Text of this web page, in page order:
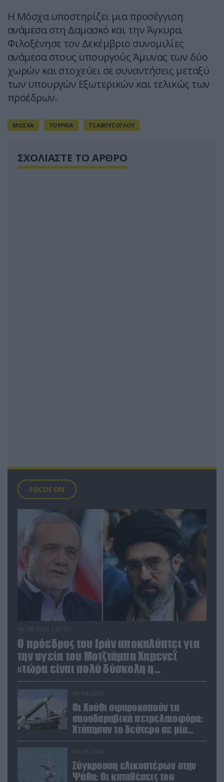
Η Μόσχα υποστηρίζει μια προσέγγιση
ανάμεσα στη Δαμασκό και την Άγκυρα.
Φιλοξένησε τον Δεκέμβριο συνομιλίες
ανάμεσα στους υπουργούς Άμυνας των δύο
χωρών και στοχεύει σε συναντήσεις μεταξύ
των υπουργών Εξωτερικών και τελικώς των
προέδρων.
ΜΟΣΧΑ ΤΟΥΡΚΙΑ ΤΣΑΒΟΥΣΟΓΛΟΥ
ΣΧΟΛΙΑΣΤΕ ΤΟ ΑΡΘΡΟ
FOCUS ON
Ο πρόεδρος του Ιράν αποκαλύπτει για
την υγεία του Μοτζτάμπα Χαμενεΐ
«τώρα είναι πολύ δύσκολη η
επικοινωνία»
Οι Χούθι σφυροκοπούν τα
σαουδαραβικά πετρελαιοφόρα:
Χτύπησαν το δεύτερο σε μία
ημέρα στην Ερυθρά Θάλασσα
Σύγκρουση ελικοπτέρων στην
Ψάθα: Οι καταθέσεις του